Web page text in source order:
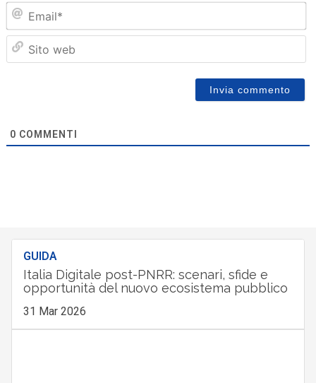
0 COMMENTI
GUIDA
Italia Digitale post-PNRR: scenari, sfide e
opportunità del nuovo ecosistema pubblico
31 Mar 2026